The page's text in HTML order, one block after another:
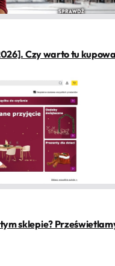
Czy warto tu
sklepie?